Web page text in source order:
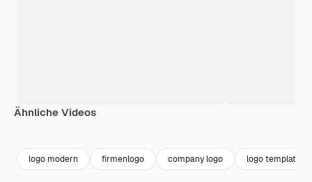
Ähnliche Videos
logo modern firmenlogo company logo logo template